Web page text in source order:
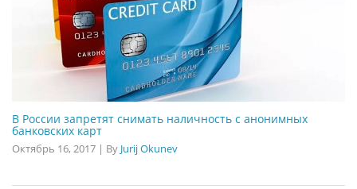
В России запретят снимать наличность с анонимных
банковских карт
Октябрь 16, 2017 | By Jurij Okunev